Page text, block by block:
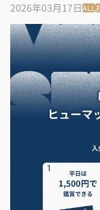
2026年03月17日ALL